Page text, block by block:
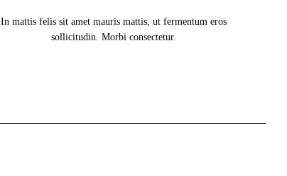
In mattis felis sit amet mauris mattis, ut fermentum eros
sollicitudin. Morbi consectetur.